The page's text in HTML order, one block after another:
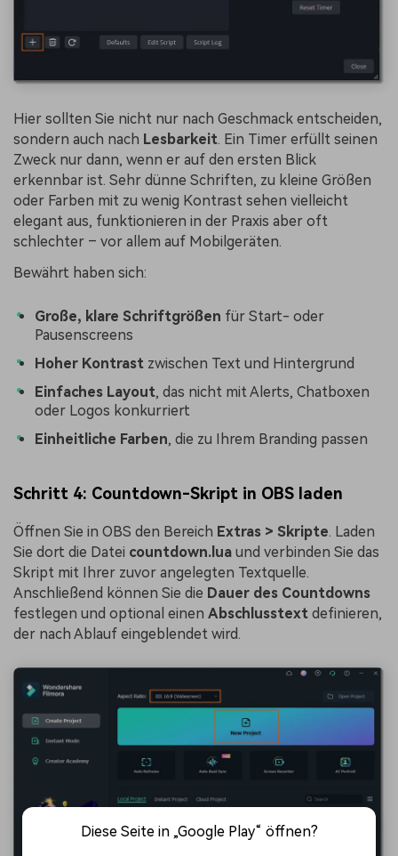
Hier sollten Sie nicht nur nach Geschmack entscheiden,
sondern auch nach Lesbarkeit. Ein Timer erfüllt seinen
Zweck nur dann, wenn er auf den ersten Blick
erkennbar ist. Sehr dünne Schriften, zu kleine Größen
oder Farben mit zu wenig Kontrast sehen vielleicht
elegant aus, funktionieren in der Praxis aber oft
schlechter – vor allem auf Mobilgeräten.
Bewährt haben sich:
Große, klare Schriftgrößen für Start- oder
Pausenscreens
Hoher Kontrast zwischen Text und Hintergrund
Einfaches Layout, das nicht mit Alerts, Chatboxen
oder Logos konkurriert
Einheitliche Farben, die zu Ihrem Branding passen
Schritt 4: Countdown-Skript in OBS laden
Öffnen Sie in OBS den Bereich Extras > Skripte. Laden
Sie dort die Datei countdown.lua und verbinden Sie das
Skript mit Ihrer zuvor angelegten Textquelle.
Anschließend können Sie die Dauer des Countdowns
festlegen und optional einen Abschlusstext definieren,
der nach Ablauf eingeblendet wird.
Diese Seite in „Google Play“ öffnen?